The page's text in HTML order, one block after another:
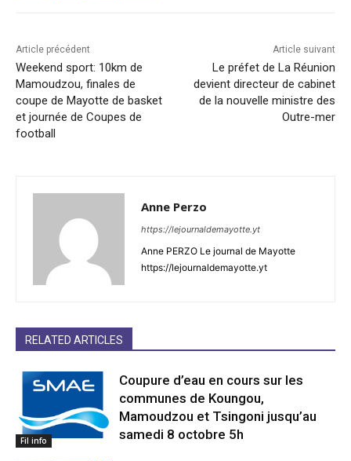
Article précédent
Weekend sport: 10km de
Mamoudzou, finales de
coupe de Mayotte de basket
et journée de Coupes de
football
Article suivant
Le préfet de La Réunion
devient directeur de cabinet
de la nouvelle ministre des
Outre-mer
Anne Perzo
https://lejournaldemayotte.yt
Anne PERZO Le journal de Mayotte
https://lejournaldemayotte.yt
RELATED ARTICLES
Fil info
Coupure d’eau en cours sur les
communes de Koungou,
Mamoudzou et Tsingoni jusqu’au
samedi 8 octobre 5h